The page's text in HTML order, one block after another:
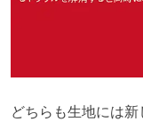
どちらも生地には